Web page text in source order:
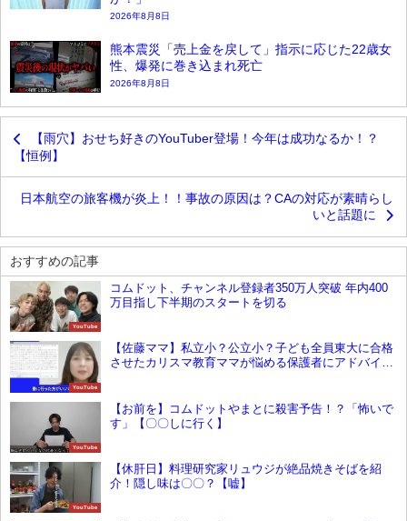
2026年8月8日
熊本震災「売上金を戻して」指示に応じた22歳女
性、爆発に巻き込まれ死亡
2026年8月8日
【雨穴】おせち好きのYouTuber登場！今年は成功なるか！？
【恒例】
日本航空の旅客機が炎上！！事故の原因は？CAの対応が素晴らし
いと話題に
おすすめの記事
YouTube
コムドット、チャンネル登録者350万人突破 年内400
万目指し下半期のスタートを切る
YouTube
【佐藤ママ】私立小？公立小？子ども全員東大に合格
させたカリスマ教育ママが悩める保護者にアドバイ
YouTube
【お前を】コムドットやまとに殺害予告！？「怖いで
す」【〇〇しに行く】
YouTube
【休肝日】料理研究家リュウジが絶品焼きそばを紹
介！隠し味は〇〇？【嘘】